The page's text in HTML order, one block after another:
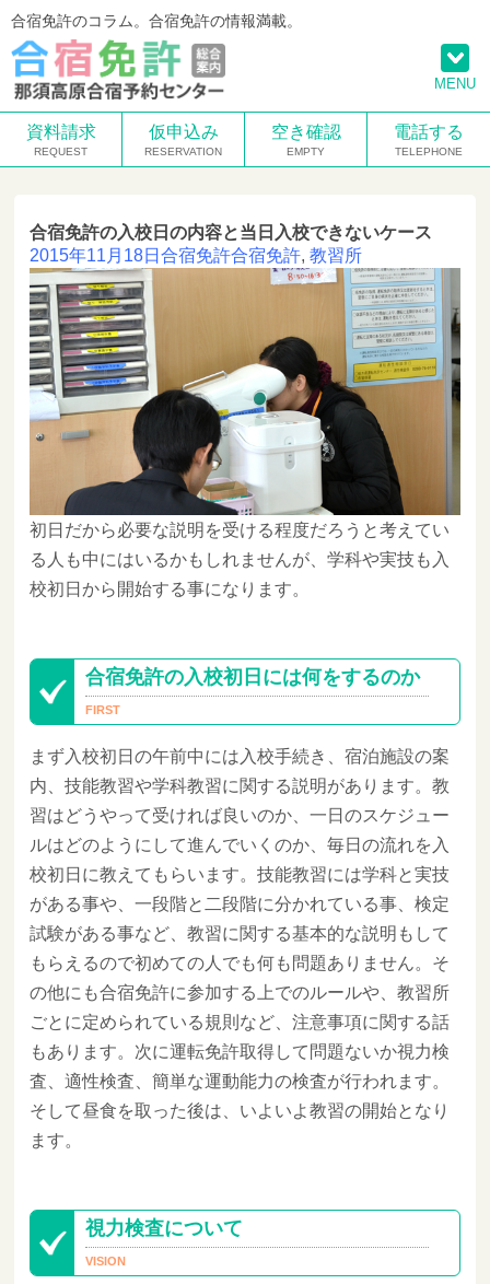
合宿免許のコラム。合宿免許の情報満載。
資料請求 仮申込み 空き確認 電話する
合宿免許の入校日の内容と当日入校できないケース
2015年11月18日 合宿免許合宿免許, 教習所
初日だから必要な説明を受ける程度だろうと考えてい
る人も中にはいるかもしれませんが、学科や実技も入
校初日から開始する事になります。
合宿免許の入校初日には何をするのか
まず入校初日の午前中には入校手続き、宿泊施設の案
内、技能教習や学科教習に関する説明があります。教
習はどうやって受ければ良いのか、一日のスケジュー
ルはどのようにして進んでいくのか、毎日の流れを入
校初日に教えてもらいます。技能教習には学科と実技
がある事や、一段階と二段階に分かれている事、検定
試験がある事など、教習に関する基本的な説明もして
もらえるので初めての人でも何も問題ありません。そ
の他にも合宿免許に参加する上でのルールや、教習所
ごとに定められている規則など、注意事項に関する話
もあります。次に運転免許取得して問題ないか視力検
査、適性検査、簡単な運動能力の検査が行われます。
そして昼食を取った後は、いよいよ教習の開始となり
ます。
視力検査について
MENU